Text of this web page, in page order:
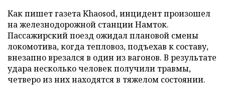
Как пишет газета Khaosod, инцидент произошел
на железнодорожной станции Намток.
Пассажирский поезд ожидал плановой смены
локомотива, когда тепловоз, подъехав к составу,
внезапно врезался в один из вагонов. В результате
удара несколько человек получили травмы,
четверо из них находятся в тяжелом состоянии.